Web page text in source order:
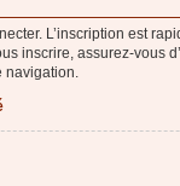
L’inscription est
inscrire, assurez-vous
navigation.